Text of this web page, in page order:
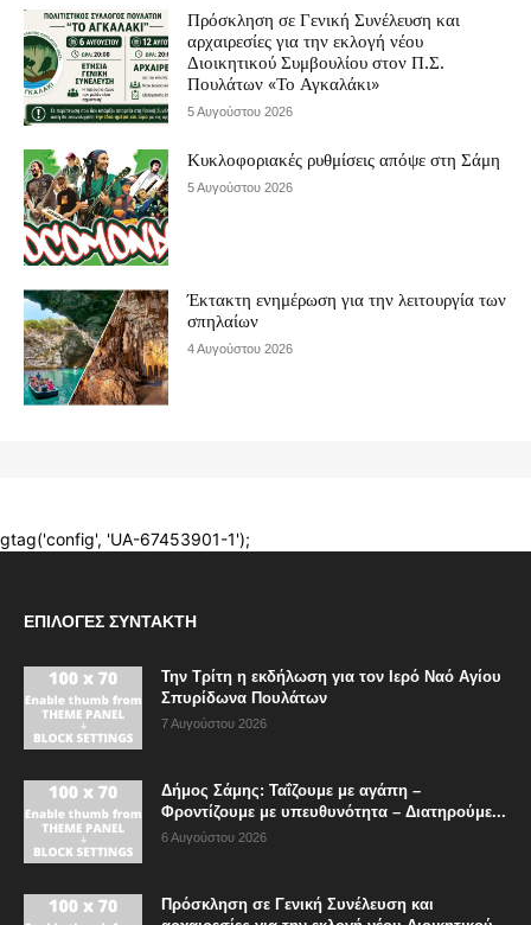
ΕΠΙΛΟΓΈΣ ΣΥΝΤΆΚΤΗ
Την Τρίτη η εκδήλωση για τον Ιερό Ναό Αγίου
Σπυρίδωνα Πουλάτων
7 Αυγούστου 2026
Δήμος Σάμης: Ταΐζουμε με αγάπη –
Φροντίζουμε με υπευθυνότητα – Διατηρούμε...
6 Αυγούστου 2026
Πρόσκληση σε Γενική Συνέλευση και